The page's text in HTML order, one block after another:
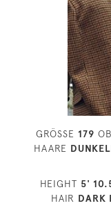
GRÖSSE 179
HAARE
HEIGHT 5'
HAIR DARK